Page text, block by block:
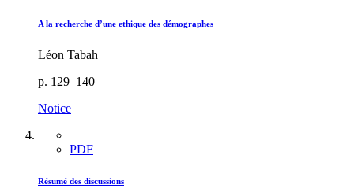
A la recherche d’une ethique des démographes
Léon Tabah
p. 129–140
Notice
PDF
Résumé des discussions